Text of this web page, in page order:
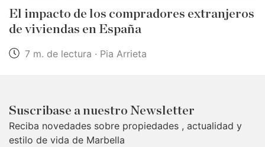
El impacto de los compradores extranjeros
de viviendas en España
7 m. de lectura · Pia Arrieta
Suscribase a nuestro Newsletter
Reciba novedades sobre propiedades , actualidad y
estilo de vida de Marbella